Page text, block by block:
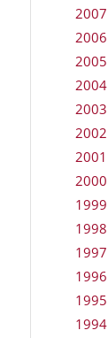
2007
2006
2005
2004
2003
2002
2001
2000
1999
1998
1997
1996
1995
1994